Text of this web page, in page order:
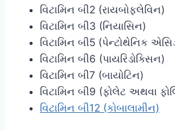
વિટામિન બી2 (રાયબોફ્લેવિન)
વિટામિન બી3 (નિયાસિન)
વિટામિન બી5 (પેન્ટોથેનિક
વિટામિન બી6 (પાયરિડોક્સિન)
વિટામિન બી7 (બાયોટિન)
વિટામિન બી9 (ફોલેટ અથવા
વિટામિન બી12 (કોબાલામીન)